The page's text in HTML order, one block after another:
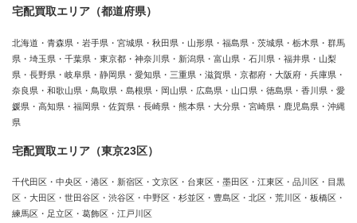
宅配買取エリア（都道府県）
北海道・青森県・岩手県・宮城県・秋田県・山形県・福島県・茨城県・栃木県・群馬
県・埼玉県・千葉県・東京都・神奈川県・新潟県・富山県・石川県・福井県・山梨
県・長野県・岐阜県・静岡県・愛知県・三重県・滋賀県・京都府・大阪府・兵庫県・
奈良県・和歌山県・鳥取県・島根県・岡山県・広島県・山口県・徳島県・香川県・愛
媛県・高知県・福岡県・佐賀県・長崎県・熊本県・大分県・宮崎県・鹿児島県・沖縄
県
宅配買取エリア（東京23区）
千代田区・中央区・港区・新宿区・文京区・台東区・墨田区・江東区・品川区・目黒
区・大田区・世田谷区・渋谷区・中野区・杉並区・豊島区・北区・荒川区・板橋区・
練馬区・足立区・葛飾区・江戸川区